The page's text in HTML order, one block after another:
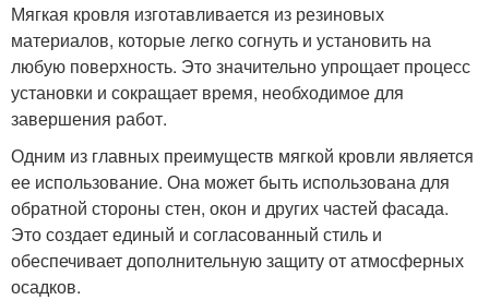
Мягкая кровля изготавливается из резиновых
материалов, которые легко согнуть и установить на
любую поверхность. Это значительно упрощает процесс
установки и сокращает время, необходимое для
завершения работ.
Одним из главных преимуществ мягкой кровли является
ее использование. Она может быть использована для
обратной стороны стен, окон и других частей фасада.
Это создает единый и согласованный стиль и
обеспечивает дополнительную защиту от атмосферных
осадков.